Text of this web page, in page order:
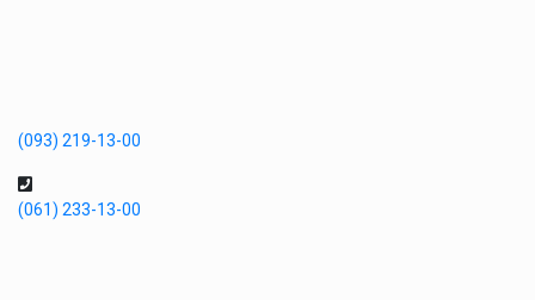
(093) 219-13-00
(061) 233-13-00